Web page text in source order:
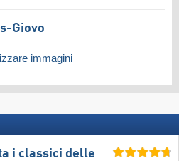
Giovo
immagini
i classici delle